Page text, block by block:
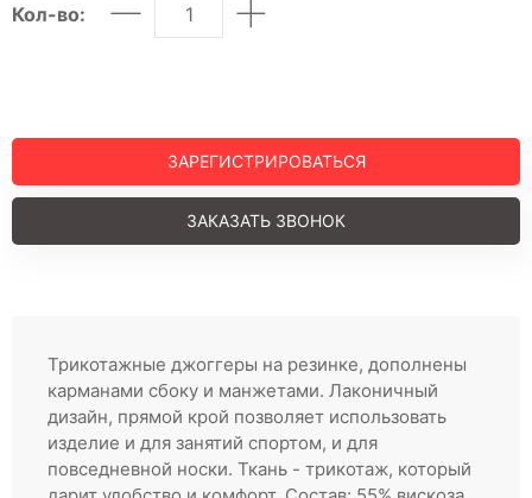
Майки
Кол-во:
ЗАРЕГИСТРИРОВАТЬСЯ
ЗАКАЗАТЬ ЗВОНОК
Трикотажные джоггеры на резинке, дополнены
карманами сбоку и манжетами. Лаконичный
дизайн, прямой крой позволяет использовать
изделие и для занятий спортом, и для
повседневной носки. Ткань - трикотаж, который